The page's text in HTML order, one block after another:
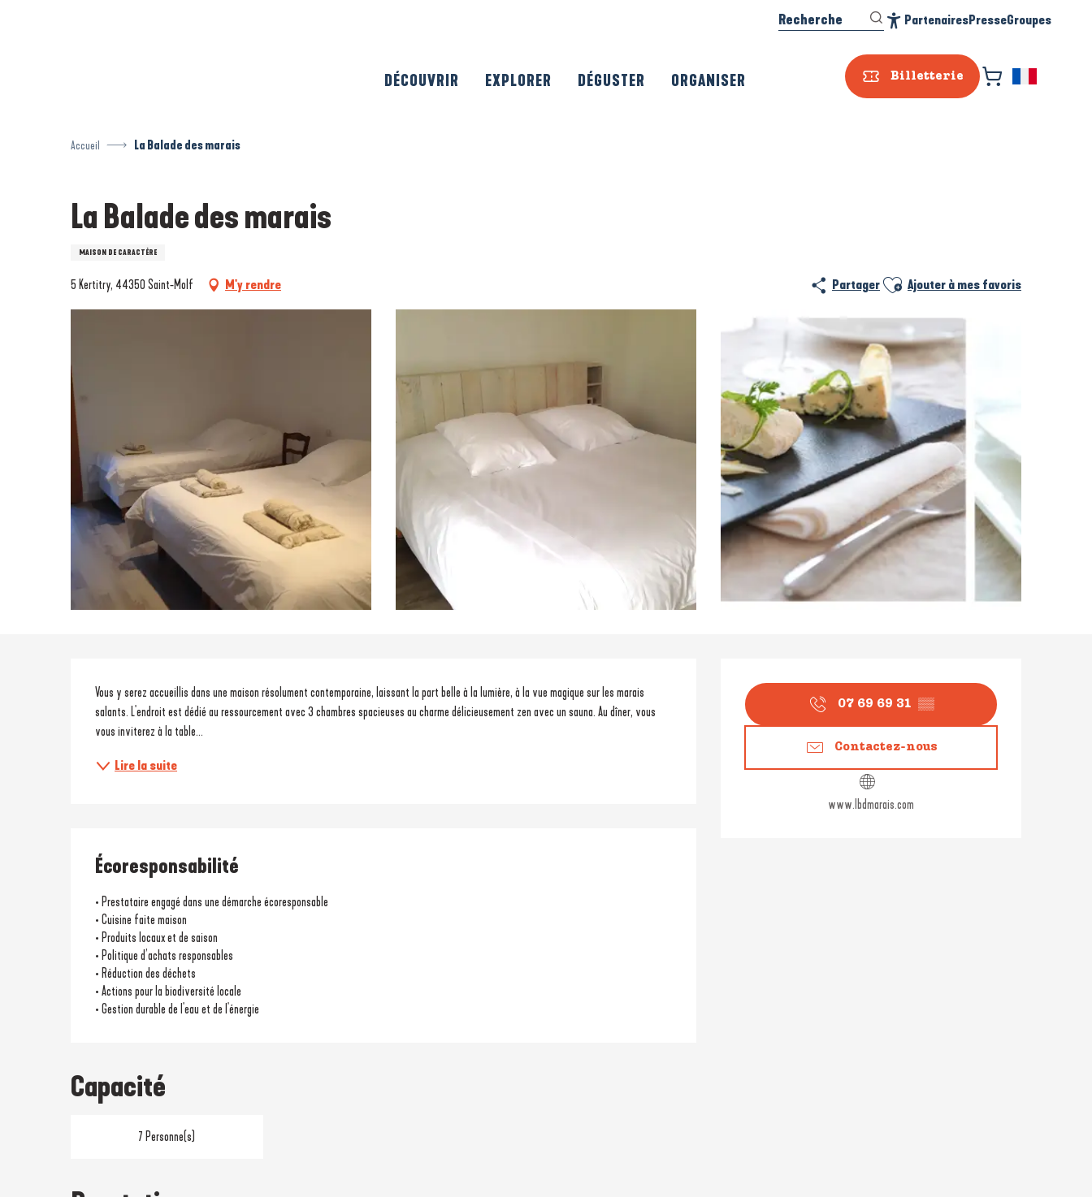
Billetterie
Recherche PartenairesPresseGroupes
DÉCOUVRIR EXPLORER DÉGUSTER ORGANISER
Accueil La Balade des marais
La Balade des marais
MAISON DE CARACTÈRE
5 Kertitry, 44350 Saint-Molf M'y rendre Partager Ajouter aux favoris
Ajouter à mes favoris
Ouverture et
07 69 69 31 ▒▒
Contactez-nous
www.lbdmarais.com
Description
Vous y serez accueillis dans une maison résolument contemporaine, laissant la part belle à la lumière, à la vue magique sur les marais
salants. L'endroit est dédié au ressourcement avec 3 chambres spacieuses au charme délicieusement zen avec un sauna. Au dîner, vous
vous inviterez à la table...
Lire la suite
Écoresponsabilité
• Prestataire engagé dans une démarche écoresponsable
• Cuisine faite maison
• Produits locaux et de saison
• Politique d’achats responsables
• Réduction des déchets
• Actions pour la biodiversité locale
• Gestion durable de l'eau et de l'énergie
Capacité
7 Personne(s)